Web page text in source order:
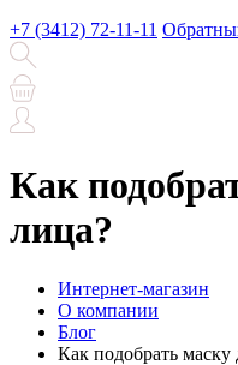
+7 (3412) 72-11-11
Как
лица?
Интернет-магазин
О компании
Блог
Как подобрать маску